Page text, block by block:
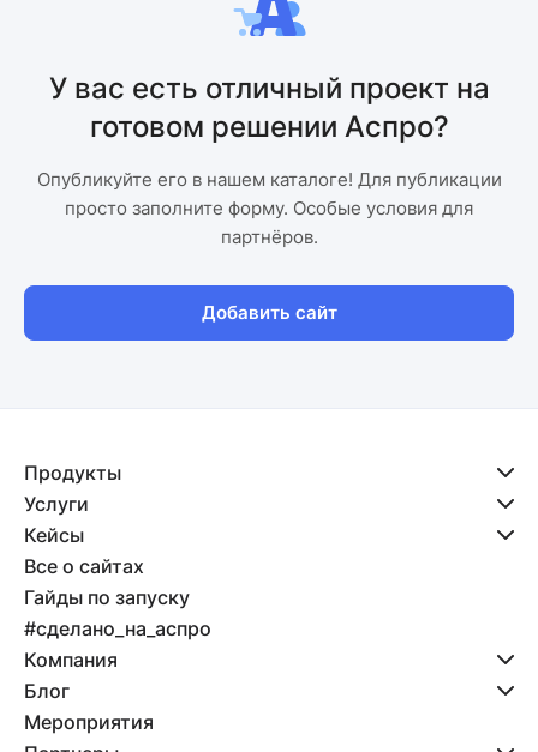
У вас есть отличный проект на
готовом решении Аспро?
Опубликуйте его в нашем каталоге! Для публикации
просто заполните форму. Особые условия для
партнёров.
Добавить сайт
Продукты
Услуги
Кейсы
Все о сайтах
Гайды по запуску
#сделано_на_аспро
Компания
Блог
Мероприятия